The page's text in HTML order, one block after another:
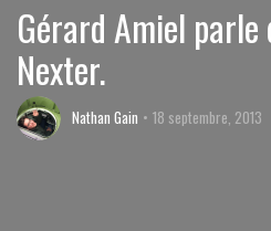
Gérard Amiel parle
Nexter.
Nathan Gain 18 septembre, 2013